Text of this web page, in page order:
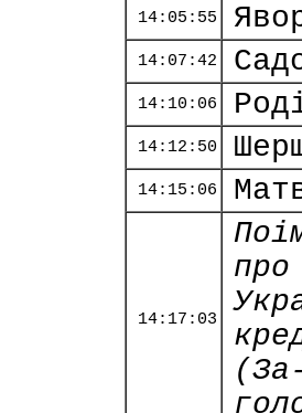
14:05:55
14:07:42
14:10:06
14:12:50
14:15:06
14:17:03